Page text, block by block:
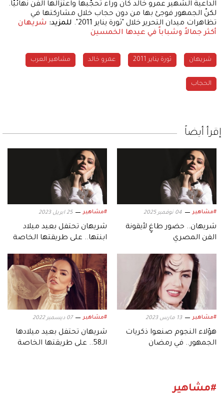
الداعية الشهير عمرو خالد كان وراء تحجّبها واعتزالها الفن نهائيّاً.
لكنّ الجمهور فوجئ بها من دون حجاب خلال مشاركتها في
تظاهرات ميدان التحرير خلال "ثورة يناير 2011".
للمزيد: شريهان
أكثر جمالاً وشباباً في عيدها الخمسين
شريهان ثورة يناير 2011 عمرو خالد مشاهير العرب
الحجاب
إقرأ أيضاً
#مشاهير 04 نوفمبر 2025
شريهان.. حضور طاغٍ لأيقونة
الفن المصري
#مشاهير 25 ابريل 2023
شريهان تحتفل بعيد ميلاد
ابنتها.. على طريقتها الخاصة
#مشاهير 13 مارس 2023
هؤلاء النجوم صنعوا ذكريات
الجمهور.. في رمضان
#مشاهير 07 ديسمبر 2022
شريهان تحتفل بعيد ميلادها
الـ58.. على طريقتها الخاصة
#مشاهير